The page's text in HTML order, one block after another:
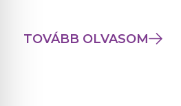
TOVÁBB OLVASOM